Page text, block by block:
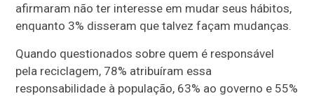
afirmaram não ter interesse em mudar seus hábitos,
enquanto 3% disseram que talvez façam mudanças.
Quando questionados sobre quem é responsável
pela reciclagem, 78% atribuíram essa
responsabilidade à população, 63% ao governo e 55%